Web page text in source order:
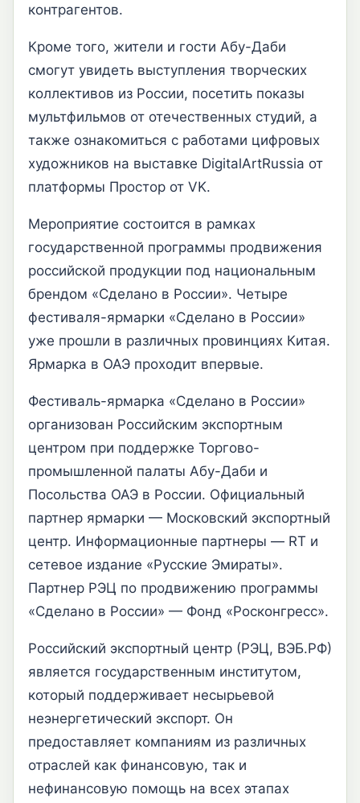
контрагентов.
Кроме того, жители и гости Абу-Даби
смогут увидеть выступления творческих
коллективов из России, посетить показы
мультфильмов от отечественных студий, а
также ознакомиться с работами цифровых
художников на выставке DigitalArtRussia от
платформы Простор от VK.
Мероприятие состоится в рамках
государственной программы продвижения
российской продукции под национальным
брендом «Сделано в России». Четыре
фестиваля-ярмарки «Сделано в России»
уже прошли в различных провинциях Китая.
Ярмарка в ОАЭ проходит впервые.
Фестиваль-ярмарка «Сделано в России»
организован Российским экспортным
центром при поддержке Торгово-
промышленной палаты Абу-Даби и
Посольства ОАЭ в России. Официальный
партнер ярмарки — Московский экспортный
центр. Информационные партнеры — RT и
сетевое издание «Русские Эмираты».
Партнер РЭЦ по продвижению программы
«Сделано в России» — Фонд «Росконгресс».
Российский экспортный центр (РЭЦ, ВЭБ.РФ)
является государственным институтом,
который поддерживает несырьевой
неэнергетический экспорт. Он
предоставляет компаниям из различных
отраслей как финансовую, так и
нефинансовую помощь на всех этапах